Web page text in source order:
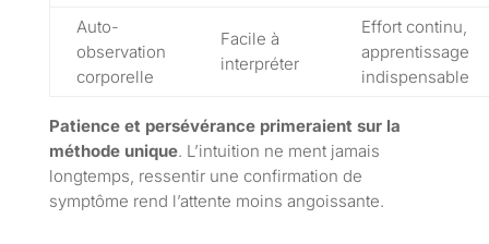
Auto-
observation
corporelle
Facile à
interpréter
Effort continu,
apprentissage
indispensable
Patience et persévérance primeraient sur la
méthode unique. L’intuition ne ment jamais
longtemps, ressentir une confirmation de
symptôme rend l’attente moins angoissante.